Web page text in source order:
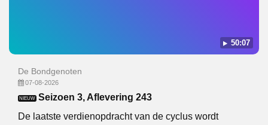
50:07
De Bondgenoten
07-08-2026
NIEUW Seizoen 3, Aflevering 243
De laatste verdienopdracht van de cyclus wordt